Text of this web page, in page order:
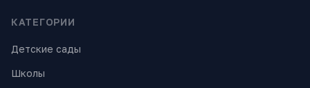
КАТЕГОРИИ
Детские сады
Школы